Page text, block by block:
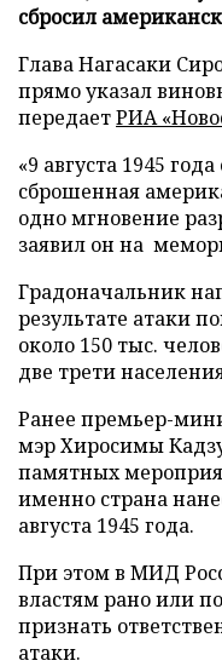
сбросил
Глава Нагасаки
прямо указал
передаетРИА
«9 августа 1945
сброшенная
одно мгновение
заявил он на
Градоначальник
результате атаки
около 150 тыс.
две трети
Ранее премьер-
мэр Хиросимы
памятных
именно страна
августа 1945 года.
При этом в МИД
властям рано или
признать
атаки.